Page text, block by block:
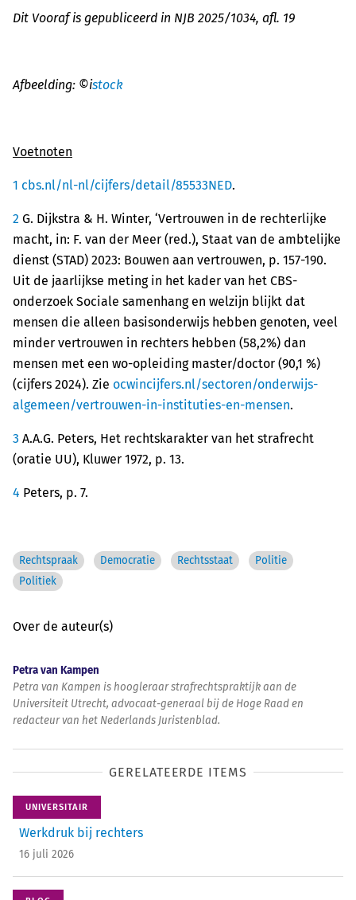
Dit Vooraf is gepubliceerd in NJB 2025/1034, afl. 19
Afbeelding: ©istock
Voetnoten
1 cbs.nl/nl-nl/cijfers/detail/85533NED.
2 G. Dijkstra & H. Winter, ‘Vertrouwen in de rechterlijke
macht, in: F. van der Meer (red.), Staat van de ambtelijke
dienst (STAD) 2023: Bouwen aan vertrouwen, p. 157-190.
Uit de jaarlijkse meting in het kader van het CBS-
onderzoek Sociale samenhang en welzijn blijkt dat
mensen die alleen basisonderwijs hebben genoten, veel
minder vertrouwen in rechters hebben (58,2%) dan
mensen met een wo-opleiding master/doctor (90,1 %)
(cijfers 2024). Zie ocwincijfers.nl/sectoren/onderwijs-
algemeen/vertrouwen-in-instituties-en-mensen.
3 A.A.G. Peters, Het rechtskarakter van het strafrecht
(oratie UU), Kluwer 1972, p. 13.
4 Peters, p. 7.
Rechtspraak Democratie Rechtsstaat
Politie
Politiek
Over de auteur(s)
Petra van Kampen
Petra van Kampen is hoogleraar strafrechtspraktijk aan de
Universiteit Utrecht, advocaat-generaal bij de Hoge Raad en
redacteur van het Nederlands Juristenblad.
GERELATEERDE ITEMS
UNIVERSITAIR
Werkdruk bij rechters
16 juli 2026